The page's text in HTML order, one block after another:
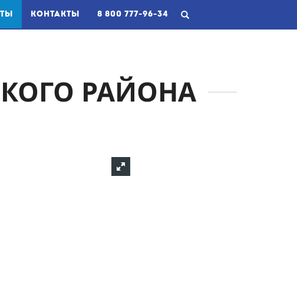
(CURRENT)
КОНТАКТЫ 8 800 777-96-34
РАЙОНА